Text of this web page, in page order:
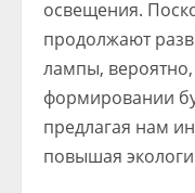
освещения.
продолжают
лампы,
формировании
предлагая нам
повышая